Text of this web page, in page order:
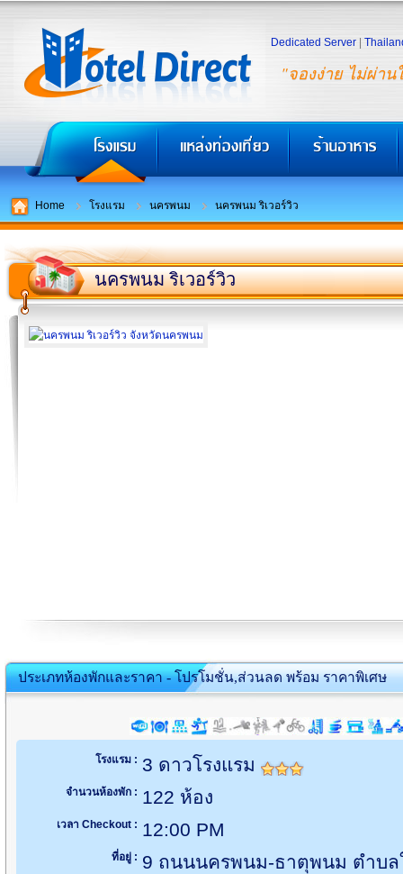
"จองง่าย ไม่ผ่าน
Dedicated Server
Home โรงแรม นครพนม นครพนม ริเวอร์วิว
นครพนม ริเวอร์วิว
ประเภทห้องพักและราคา - โปรโมชั่น,ส่วนลด พร้อม ราคาพิเศษ
โรงแรม : 3 ดาวโรงแรม
จำนวนห้องพัก : 122 ห้อง
เวลา Checkout : 12:00 PM
ที่อยู่ : 9 ถนนนครพนม-ธาตุพนม ตำบล